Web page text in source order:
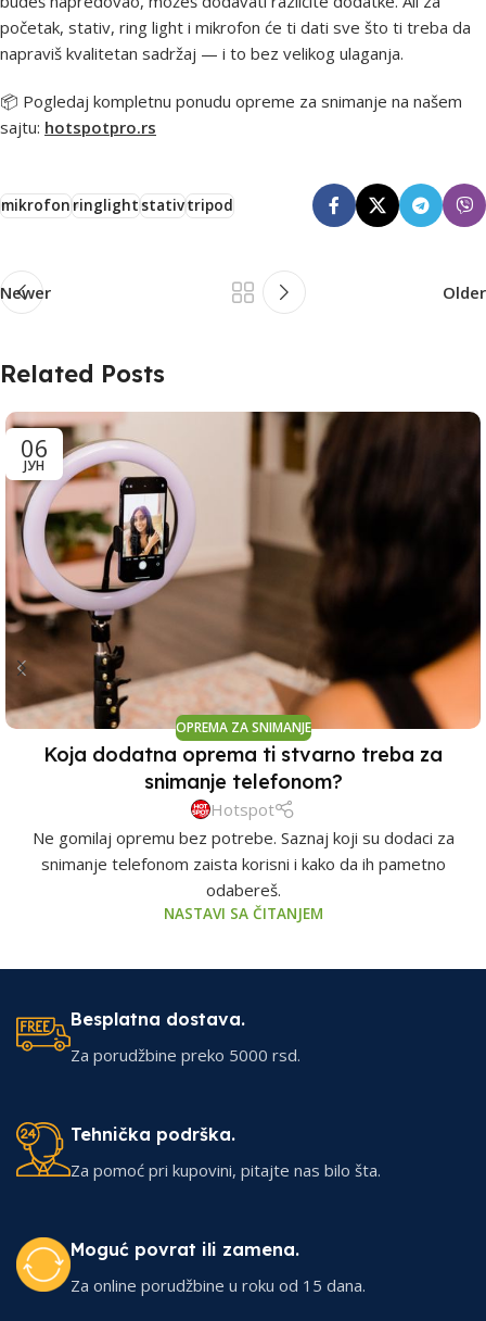
početak, stativ, ring light i mikrofon će ti dati sve što ti treba da
napraviš kvalitetan sadržaj — i to bez velikog ulaganja.
📦 Pogledaj kompletnu ponudu opreme za snimanje na našem
sajtu: hotspotpro.rs
mikrofonringlightstativtripod
Newer Older
Related Posts
06
ЈУН
OPREMA ZA SNIMANJE
Koja dodatna oprema ti stvarno treba za
snimanje telefonom?
Hotspot
Ne gomilaj opremu bez potrebe. Saznaj koji su dodaci za
snimanje telefonom zaista korisni i kako da ih pametno
odabereš.
NASTAVI SA ČITANJEM
Besplatna dostava.
Za porudžbine preko 5000 rsd.
Tehnička podrška.
Za pomoć pri kupovini, pitajte nas bilo šta.
Moguć povrat ili zamena.
Za online porudžbine u roku od 15 dana.